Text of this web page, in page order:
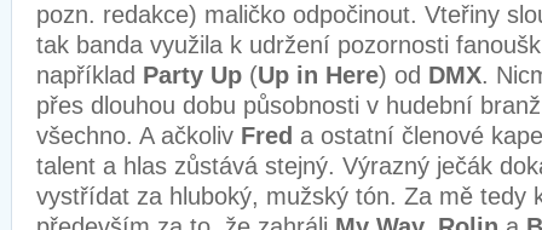
pozn. redakce) maličko odpočinout. Vteřiny
tak banda využila k udržení pozornosti
například Party Up (Up in Here) od DMX.
přes dlouhou dobu působnosti v hudební
všechno. A ačkoliv Fred a ostatní členové
talent a hlas zůstává stejný. Výrazný ječák
vystřídat za hluboký, mužský tón. Za mě tedy